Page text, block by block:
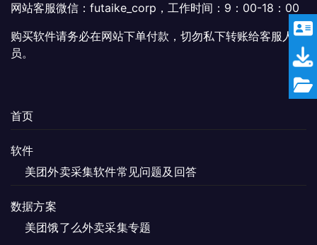
网站客服微信：futaike_corp，工作时间：9：00-18：00
购买软件请务必在网站下单付款，切勿私下转账给客服人
员。
首页
软件
美团外卖采集软件常见问题及回答
数据方案
美团饿了么外卖采集专题